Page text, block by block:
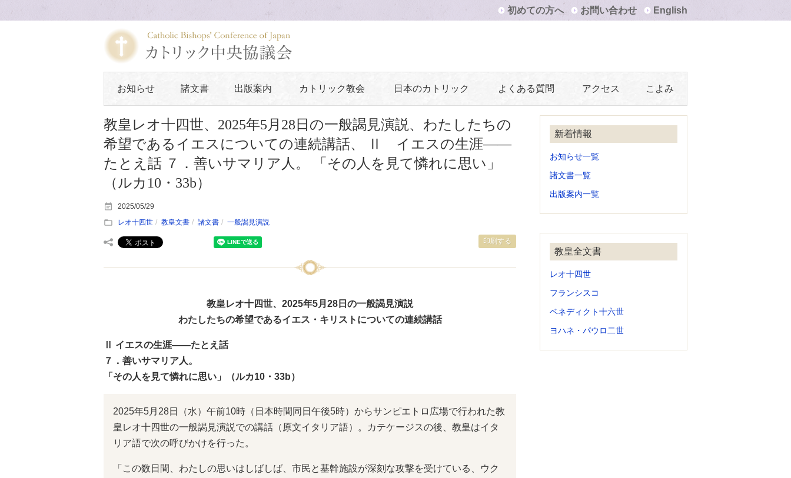
初めての方へ お問い合わせ English
お知らせ 諸文書 出版案内 カトリック教会 日本のカトリック よくある質問 アクセス こよみ
教皇レオ十四世、2025年5月28日の一般謁見演説、わたしたちの
希望であるイエスについての連続講話、 Ⅱ イエスの生涯――
たとえ話 ７．善いサマリア人。 「その人を見て憐れに思い」
（ルカ10・33b）
印刷する
2025/05/29
レオ十四世
教皇文書 諸文書 一般謁見演説
教皇レオ十四世、2025年5月28日の一般謁見演説
わたしたちの希望であるイエス・キリストについての連続講話
Ⅱ イエスの生涯――たとえ話
７．善いサマリア人。
「その人を見て憐れに思い」（ルカ10・33b）
2025年5月28日（水）午前10時（日本時間同日午後5時）からサンピエトロ広場で行われた教
皇レオ十四世の一般謁見演説での講話（原文イタリア語）。カテケージスの後、教皇はイタ
リア語で次の呼びかけを行った。
「この数日間、わたしの思いはしばしば、市民と基幹施設が深刻な攻撃を受けている、ウク
新着情報
お知らせ一覧
諸文書一覧
出版案内一覧
教皇全文書
レオ十四世
フランシスコ
ベネディクト十六世
ヨハネ・パウロ二世